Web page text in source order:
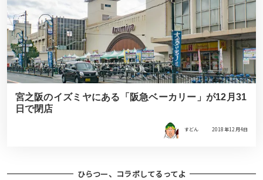
宮之阪のイズミヤにある「阪急ベーカリー」が12月31
日で閉店
すどん 2018年12月4日
ひらつー、コラボしてるってよ